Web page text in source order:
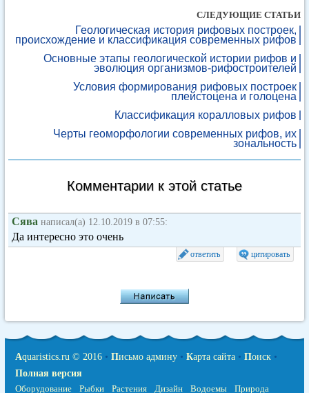
СЛЕДУЮЩИЕ СТАТЬИ
Геологическая история рифовых построек,
происхождение и классификация современных рифов
Основные этапы геологической истории рифов и
эволюция организмов-рифостроителей
Условия формирования рифовых построек
плейстоцена и голоцена
Классификация коралловых рифов
Черты геоморфологии современных рифов, их
зональность
Комментарии к этой статье
Сява написал(а) 12.10.2019 в 07:55:
Да интересно это очень
ответить цитировать
Aquaristics.ru © 2016 • Письмо админу • Карта сайта • Поиск •
Полная версия
Оборудование
Рыбки Растения Дизайн Водоемы Природа